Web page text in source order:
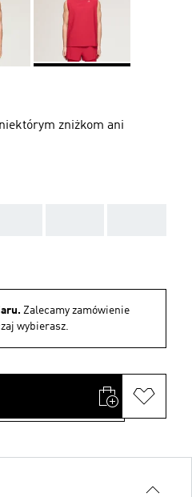
zniżkom ani
Zalecamy zamówienie
wybierasz.